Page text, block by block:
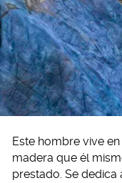
Este hombre vive
madera que él
prestado. Se dedica